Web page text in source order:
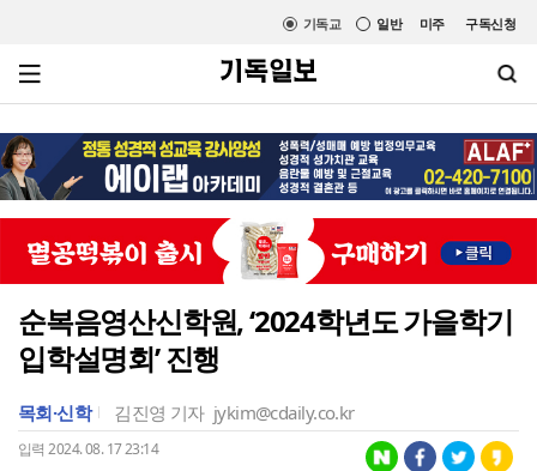
미주 구독신청
일반
기독교
순복음영산신학원, ‘2024학년도 가을학기
입학설명회’ 진행
목회·신학 김진영 기자 jykim@cdaily.co.kr
입력 2024. 08. 17 23:14